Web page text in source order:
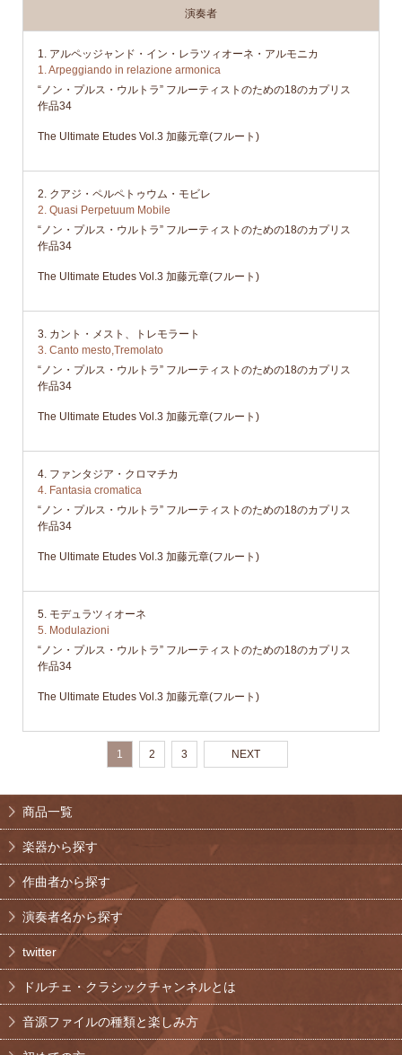
演奏者
1. アルペッジャンド・イン・レラツィオーネ・アルモニカ
1. Arpeggiando in relazione armonica
“ノン・プルス・ウルトラ” フルーティストのための18のカプリス
作品34
The Ultimate Etudes Vol.3 加藤元章(フルート)
2. クアジ・ペルペトゥウム・モビレ
2. Quasi Perpetuum Mobile
“ノン・プルス・ウルトラ” フルーティストのための18のカプリス
作品34
The Ultimate Etudes Vol.3 加藤元章(フルート)
3. カント・メスト、トレモラート
3. Canto mesto,Tremolato
“ノン・プルス・ウルトラ” フルーティストのための18のカプリス
作品34
The Ultimate Etudes Vol.3 加藤元章(フルート)
4. ファンタジア・クロマチカ
4. Fantasia cromatica
“ノン・プルス・ウルトラ” フルーティストのための18のカプリス
作品34
The Ultimate Etudes Vol.3 加藤元章(フルート)
5. モデュラツィオーネ
5. Modulazioni
“ノン・プルス・ウルトラ” フルーティストのための18のカプリス
作品34
The Ultimate Etudes Vol.3 加藤元章(フルート)
1 2 3 NEXT
商品一覧
楽器から探す
作曲者から探す
演奏者名から探す
twitter
ドルチェ・クラシックチャンネルとは
音源ファイルの種類と楽しみ方